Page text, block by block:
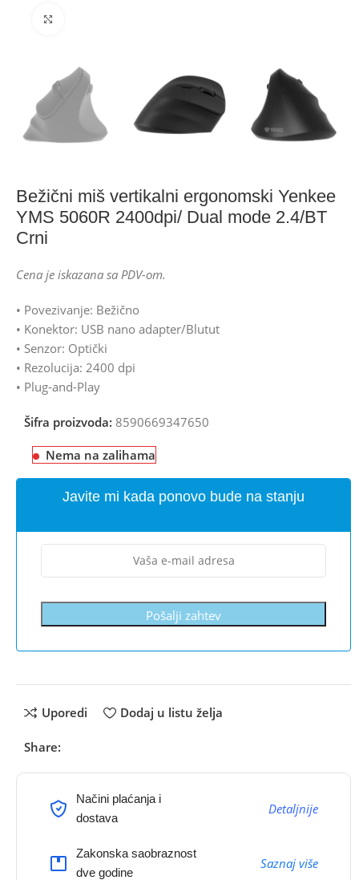
Bežični miš vertikalni ergonomski Yenkee
YMS 5060R 2400dpi/ Dual mode 2.4/BT
Crni
Cena je iskazana sa PDV-om.
• Povezivanje: Bežično
• Konektor: USB nano adapter/Blutut
• Senzor: Optički
• Rezolucija: 2400 dpi
• Plug-and-Play
Šifra proizvoda:8590669347650
Nema na zalihama
Javite mi kada ponovo bude na stanju
Pošalji zahtev
Uporedi Dodaj u listu želja
Share:
Načini plaćanja i
dostava
Detaljnije
Zakonska saobraznost
dve godine
Saznaj više